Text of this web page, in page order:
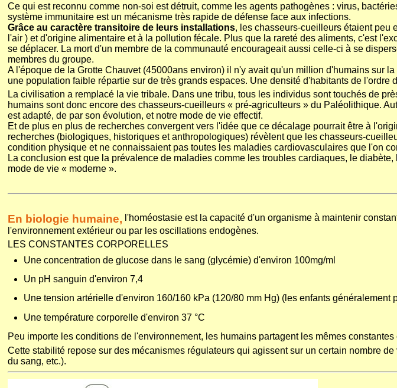
Ce qui est reconnu comme non-soi est détruit, comme les agents pathogènes : virus,
système immunitaire est un mécanisme très rapide de défense face aux infections.
Grâce au caractère transitoire de leurs installations, les chasseurs-cueilleurs étaient peu
l'air ) et d'origine alimentaire et à la pollution fécale. Plus que la rareté des aliments, c'est
se déplacer. La mort d'un membre de la communauté encourageait aussi celle-ci à se
membres du groupe.
A l'époque de la Grotte Chauvet (45000ans environ) il n'y avait qu'un million d'humains sur
une population faible répartie sur de très grands espaces. Une densité d'habitants de l'ordre
La civilisation a remplacé la vie tribale. Dans une tribu, tous les individus sont touchés de
humains sont donc encore des chasseurs-cueilleurs « pré-agriculteurs » du Paléolithique.
est adapté, de par son évolution, et notre mode de vie effectif.
Et de plus en plus de recherches convergent vers l'idée que ce décalage pourrait être à
recherches (biologiques, historiques et anthropologiques) révèlent que les chasseurs-
condition physique et ne connaissaient pas toutes les maladies cardiovasculaires que l'on
La conclusion est que la prévalence de maladies comme les troubles cardiaques, le
mode de vie « moderne ».
En biologie humaine, l'homéostasie est la capacité d'un organisme à maintenir
l'environnement extérieur ou par les oscillations endogènes.
LES CONSTANTES CORPORELLES
Une concentration de glucose dans le sang (glycémie) d'environ 100mg/ml
Un pH sanguin d'environ 7,4
Une tension artérielle d'environ 160/160 kPa (120/80 mm Hg) (les enfants
Une température corporelle d'environ 37 °C
Peu importe les conditions de l'environnement, les humains partagent les mêmes
Cette stabilité repose sur des mécanismes régulateurs qui agissent sur un certain nombre
du sang, etc.).